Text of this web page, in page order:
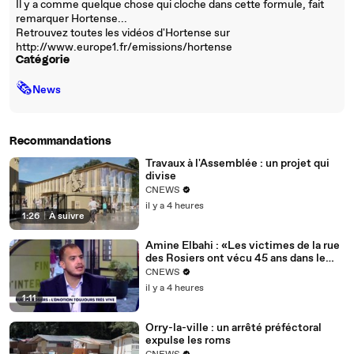
Il y a comme quelque chose qui cloche dans cette formule, fait
remarquer Hortense...
Retrouvez toutes les vidéos d'Hortense sur
http://www.europe1.fr/emissions/hortense
Catégorie
🗞News
Recommandations
1:26 | À suivre
Travaux à l'Assemblée : un projet qui
divise
CNEWS
il y a 4 heures
1:11
Amine Elbahi : «Les victimes de la rue
des Rosiers ont vécu 45 ans dans le
déni de leur souffrance»
CNEWS
il y a 4 heures
Orry-la-ville : un arrêté préféctoral
expulse les roms